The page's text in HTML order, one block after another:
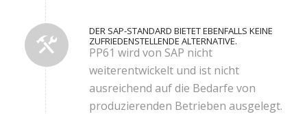
DER SAP-STANDARD BIETET EBENFALLS KEINE
ZUFRIEDENSTELLENDE ALTERNATIVE.
PP61 wird von SAP nicht
weiterentwickelt und ist nicht
ausreichend auf die Bedarfe von
produzierenden Betrieben ausgelegt.